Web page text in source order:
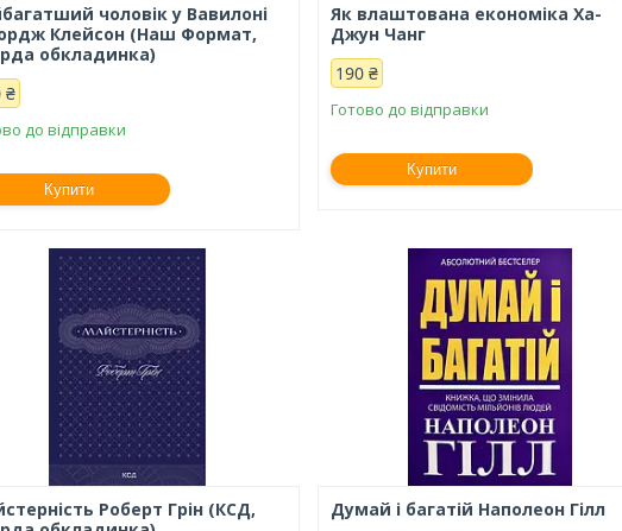
чоловік у Вавилоні
Клейсон (Наш Формат,
обкладинка)
₴
до відправки
Купити
Як влаштована економіка Ха-
Джун Чанг
190 ₴
Готово до відправки
Купити
Роберт Грін (КСД,
Думай і багатій Наполеон Гілл